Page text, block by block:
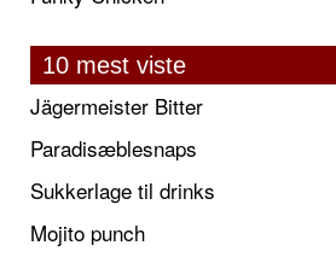
10 mest viste
Jägermeister Bitter
Paradisæblesnaps
Sukkerlage til drinks
Mojito punch